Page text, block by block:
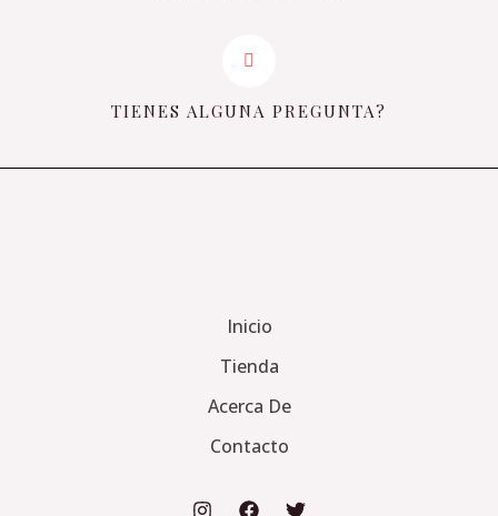
TIENES ALGUNA PREGUNTA?
Inicio
Tienda
Acerca De
Contacto